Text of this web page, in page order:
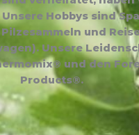
Hobbys sind
und
Unsere
und den
Products®.